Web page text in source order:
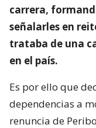
carrera,
señalarles en
trataba de una
en el país.
Es por ello que
dependencias a
renuncia de